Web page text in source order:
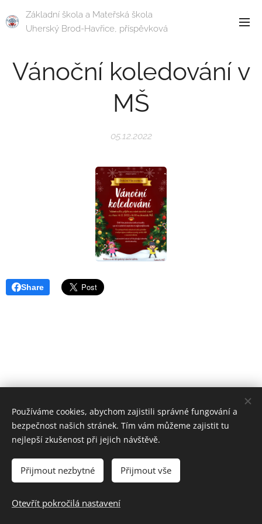
Základní škola a Mateřská škola
Uherský Brod-Havřice, příspěvková
Vánoční koledování v
MŠ
05.12.2022
Share
© 2024 Základní škola a Mateřská škola Uherský Brod-Havřice,
příspěvková organizace | Všechna práva vyhrazena.
Cookies
Používáme cookies, abychom zajistili správné fungování a
bezpečnost našich stránek. Tím vám můžeme zajistit tu
nejlepší zkušenost při jejich návštěvě.
Přijmout nezbytné Přijmout vše
Otevřít pokročilá nastavení